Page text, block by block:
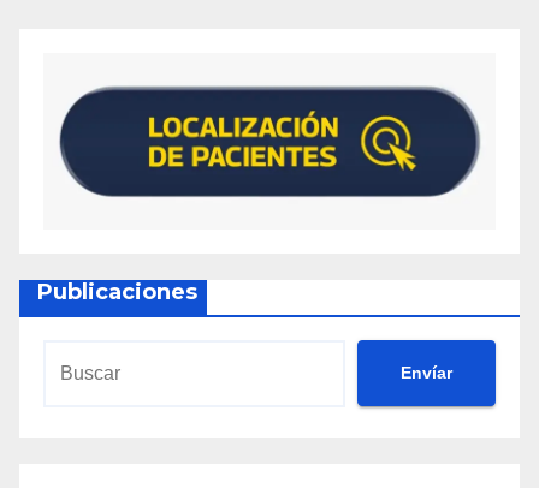
Publicaciones
Envíar